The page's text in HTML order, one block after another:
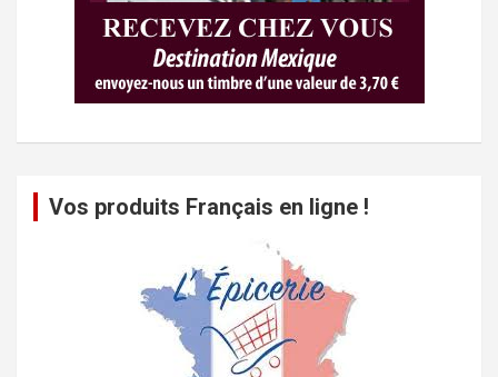
Vos produits Français en ligne !